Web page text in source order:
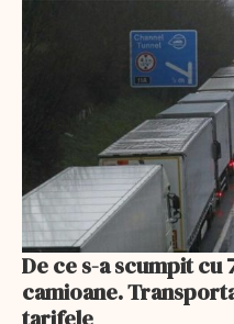
De ce s-a scumpit cu
camioane.